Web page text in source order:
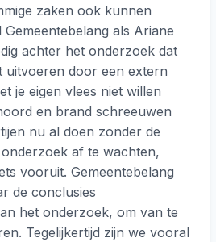
zaken ook kunnen
als Ariane
achter het onderzoek dat
uitvoeren door een extern
je eigen vlees niet willen
en brand schreeuwen
nu al doen zonder de
af te wachten,
vooruit. Gemeentebelang
de conclusies
het onderzoek, om van te
Tegelijkertijd zijn we vooral